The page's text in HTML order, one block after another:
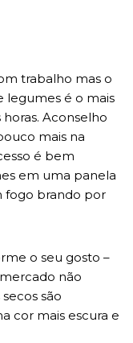
trabalho mas o
legumes é o mais
Aconselho
mais na
é bem
em uma panela
fogo brando por
o seu gosto –
não
são
cor mais escura e